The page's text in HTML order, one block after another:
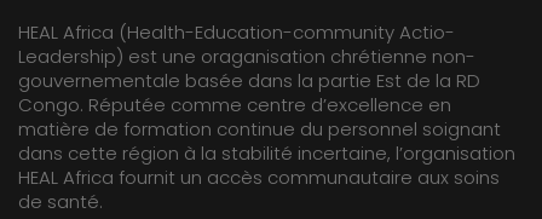
HEAL Africa (Health-Education-community Actio-
Leadership) est une oraganisation chrétienne non-
gouvernementale basée dans la partie Est de la RD
Congo. Réputée comme centre d’excellence en
matière de formation continue du personnel soignant
dans cette région à la stabilité incertaine, l’organisation
HEAL Africa fournit un accès communautaire aux soins
de santé.